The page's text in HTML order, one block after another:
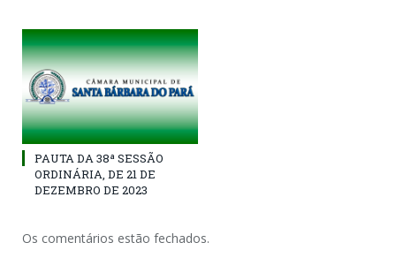
PAUTA DA 38ª SESSÃO
ORDINÁRIA, DE 21 DE
DEZEMBRO DE 2023
Os comentários estão fechados.